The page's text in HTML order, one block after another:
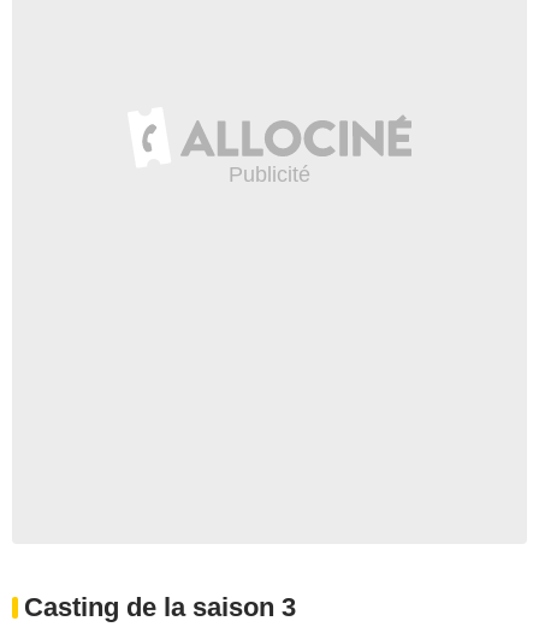
Casting de la saison 3